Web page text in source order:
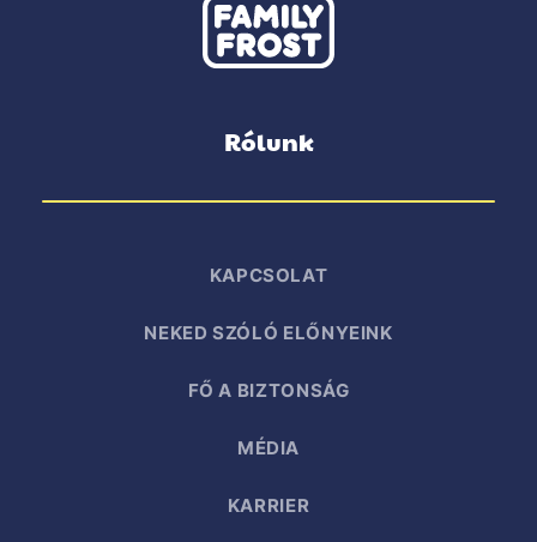
Rólunk
KAPCSOLAT
NEKED SZÓLÓ ELŐNYEINK
FŐ A BIZTONSÁG
MÉDIA
KARRIER